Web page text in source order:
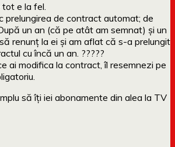
e la fel.
prelungirea de contract automat; de
un an (că pe atât am semnat) și un
renunț la ei și am aflat că s-a prelungit
cu încă un an. ?????
ai modifica la contract, îl resemnezi pe
să îți iei abonamente din alea la TV